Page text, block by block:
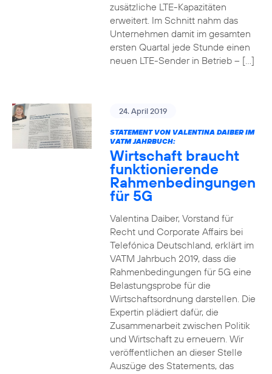
zusätzliche LTE-Kapazitäten
erweitert. Im Schnitt nahm das
Unternehmen damit im gesamten
ersten Quartal jede Stunde einen
neuen LTE-Sender in Betrieb – […]
24. April 2019
STATEMENT VON VALENTINA DAIBER IM
VATM JAHRBUCH:
Wirtschaft braucht
funktionierende
Rahmenbedingungen
für 5G
Valentina Daiber, Vorstand für
Recht und Corporate Affairs bei
Telefónica Deutschland, erklärt im
VATM Jahrbuch 2019, dass die
Rahmenbedingungen für 5G eine
Belastungsprobe für die
Wirtschaftsordnung darstellen. Die
Expertin plädiert dafür, die
Zusammenarbeit zwischen Politik
und Wirtschaft zu erneuern. Wir
veröffentlichen an dieser Stelle
Auszüge des Statements, das